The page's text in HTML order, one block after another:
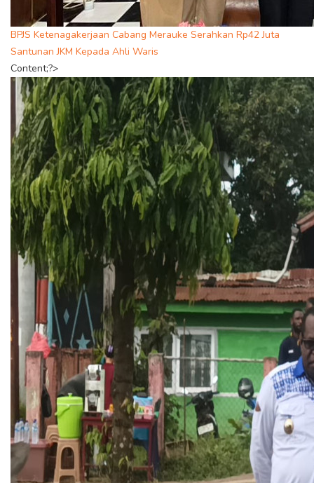
BPJS Ketenagakerjaan Cabang Merauke Serahkan Rp42 Juta
Santunan JKM Kepada Ahli Waris
Content;?>